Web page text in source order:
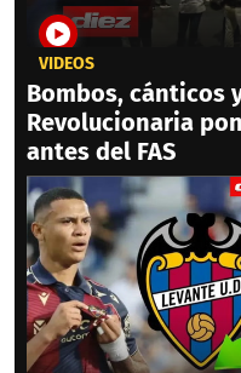
VIDEOS
Bombos, cánticos
Revolucionaria
antes del FAS